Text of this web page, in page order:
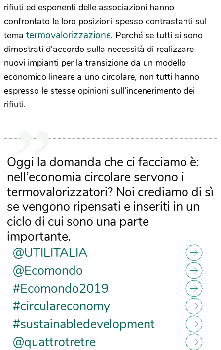
rifiuti ed esponenti delle associazioni hanno
confrontato le loro posizioni spesso contrastanti sul
tema termovalorizzazione. Perché se tutti si sono
dimostrati d’accordo sulla necessità di realizzare
nuovi impianti per la transizione da un modello
economico lineare a uno circolare, non tutti hanno
espresso le stesse opinioni sull’incenerimento dei
rifiuti.
Oggi la domanda che ci facciamo è:
nell’economia circolare servono i
termovalorizzatori? Noi crediamo di sì
se vengono ripensati e inseriti in un
ciclo di cui sono una parte
importante.
@UTILITALIA
@Ecomondo
#Ecomondo2019
#circulareconomy
#sustainabledevelopment
@quattrotretre